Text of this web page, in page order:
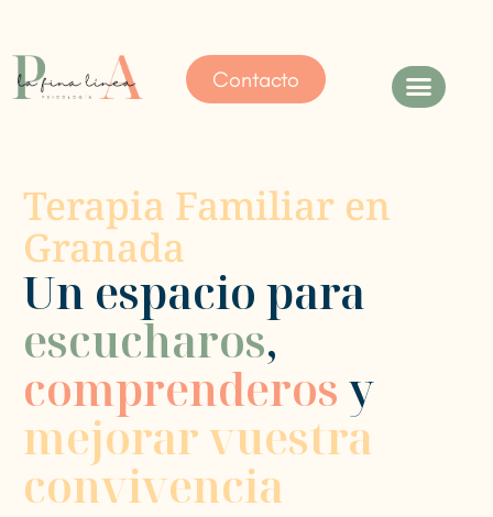
Contacto
Terapia Familiar en
Granada
Un espacio para
escucharos,
comprenderosy
mejorar vuestra
convivencia